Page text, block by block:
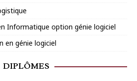
Informatique option génie logiciel
en génie logiciel
DIPLÔMES